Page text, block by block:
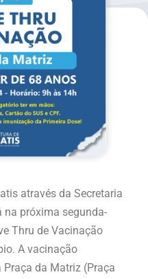
através da Secretaria
na próxima segunda-
Thru de Vacinação
A vacinação
da Matriz (Praça